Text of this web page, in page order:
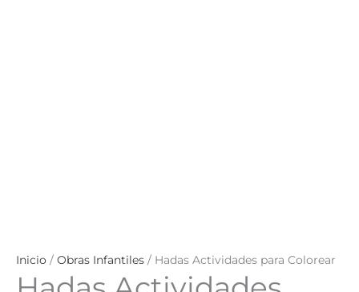
Inicio / Obras Infantiles / Hadas Actividades para Colorear